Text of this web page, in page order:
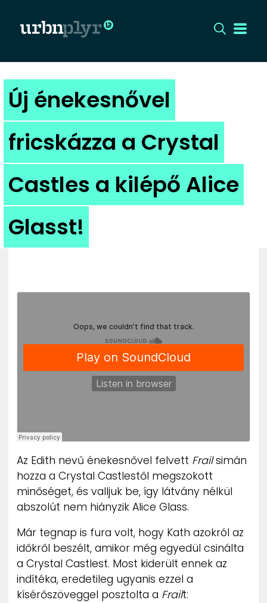
CÍMLAP
DIZÁJN
DIVAT
HIP
ZENE
PR-ARCHÍVUM
ADATKEZELÉSI TÁJÉKOZTATÓ
Új énekesnővel
fricskázza a Crystal
Castles a kilépő Alice
Glasst!
Az Edith nevű énekesnővel felvett Frailsimán
hozza a Crystal Castlestől megszokott
minőséget, és valljuk be, így látvány nélkül
abszolút nem hiányzik Alice Glass.
Már tegnap is fura volt, hogy Kath azokról az
időkről beszélt, amikor még egyedül csinálta
a Crystal Castlest. Most kiderült ennek az
indítéka, eredetileg ugyanis ezzel a
kísérőszöveggel posztolta a Frailt: